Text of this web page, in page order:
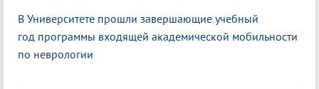
В Университете прошли завершающие учебный
год программы входящей академической мобильности
по неврологии